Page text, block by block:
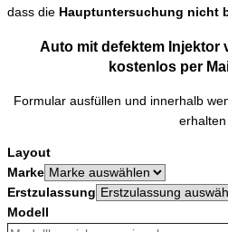
dass die Hauptuntersuchung nicht
Auto mit defektem Injektor
kostenlos per
Formular ausfüllen und innerhalb
erhalten
Layout
Marke
Erstzulassung
Modell